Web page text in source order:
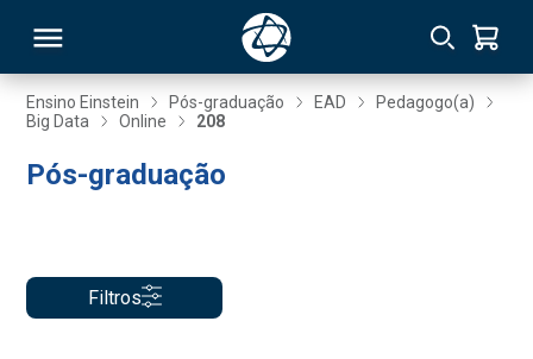
Ensino Einstein Pós-graduação EAD
Pedagogo(a)
Big Data
Online 208
Pós-graduação
Filtros